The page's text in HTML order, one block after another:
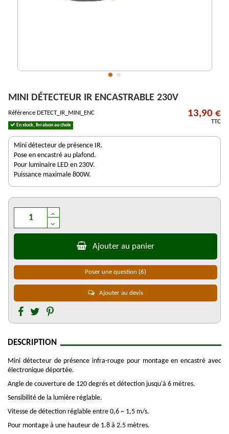
MINI DÉTECTEUR IR ENCASTRABLE 230V
Référence DETECT_IR_MINI_ENC
En stock, livraison au choix
13,90 €
TTC
Mini détecteur de présence IR.
Pose en encastré au plafond.
Pour luminaire LED en 230V.
Puissance maximale 800W.
Ajouter au panier
Poser une question (6)
Ajouter au devis
DESCRIPTION
Mini détecteur de présence infra-rouge pour montage en encastré avec
électronique déportée.
Angle de couverture de 120 degrés et détection jusqu'à 6 mètres.
Sensibilité de la lumière réglable.
Vitesse de détection réglable entre 0,6 ~ 1,5 m/s.
Pour montage à une hauteur de 1.8 à 2.5 mètres.